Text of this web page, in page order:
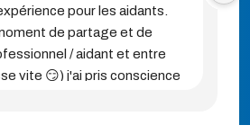
pour les aidants.
de partage et de
/ aidant et entre
vite 😏) j'ai pris conscience